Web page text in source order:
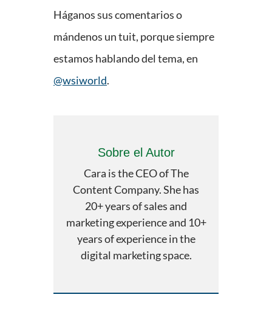
Háganos sus comentarios o
mándenos un tuit, porque siempre
estamos hablando del tema, en
@wsiworld.
Sobre el Autor
Cara is the CEO of The
Content Company. She has
20+ years of sales and
marketing experience and 10+
years of experience in the
digital marketing space.